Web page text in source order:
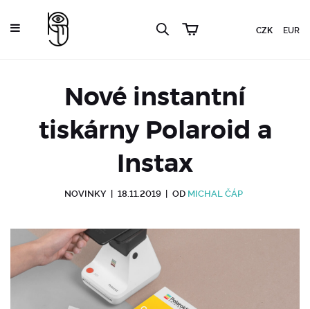
CZK EUR
Nové instantní
tiskárny Polaroid a
Instax
NOVINKY 18.11.2019 OD MICHAL ČÁP